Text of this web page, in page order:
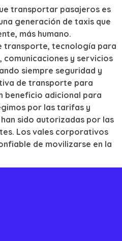
transportar pasajeros es
generación de taxis que
más humano.
transporte, tecnología para
y servicios
siempre seguridad y
de transporte para
beneficio adicional para
por las tarifas y
sido autorizadas por las
Los vales corporativos
de movilizarse en la